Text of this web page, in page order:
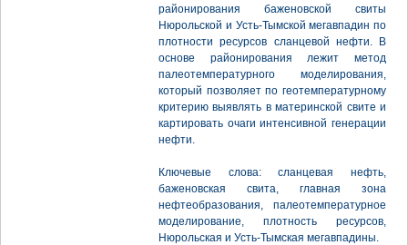
районирования баженовской свиты
Нюрольской и Усть-Тымской мегавпадин по
плотности ресурсов сланцевой нефти. В
основе районирования лежит метод
палеотемпературного моделирования,
который позволяет по геотемпературному
критерию выявлять в материнской свите и
картировать очаги интенсивной генерации
нефти.
Ключевые слова: сланцевая нефть,
баженовская свита, главная зона
нефтеобразования, палеотемпературное
моделирование, плотность ресурсов,
Нюрольская и Усть-Тымская мегавпадины.